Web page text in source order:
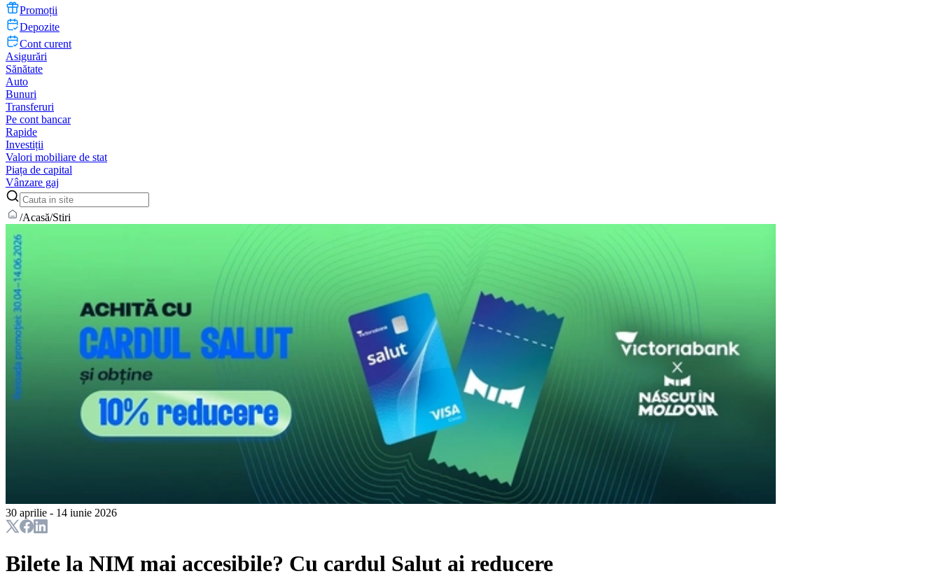
Promoții
Depozite
Cont curent
Asigurări
Sănătate
Auto
Bunuri
Transferuri
Pe cont bancar
Rapide
Investiții
Valori mobiliare de stat
Piața de capital
Vânzare gaj
/Acasă/Stiri
30 aprilie - 14 iunie 2026
Bilete la NIM mai accesibile? Cu cardul Salut ai reducere